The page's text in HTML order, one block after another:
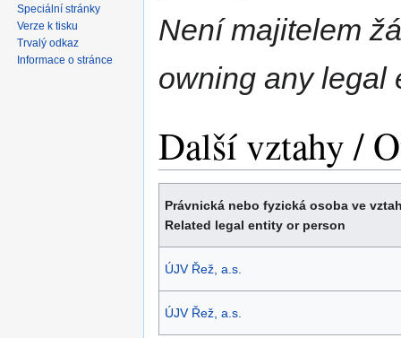
Není majitelem
owning any legal
Další vztahy /
Právnická nebo fyzická osoba ve
Related legal entity or person
ÚJV Řež, a.s.
ÚJV Řež, a.s.
Speciální stránky
Verze k tisku
Trvalý odkaz
Informace o stránce